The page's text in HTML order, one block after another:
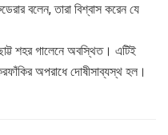
বলেন, তারা বিশ্বাস করেন যে
শহর গালেনে অবস্থিত। এটিই
করফাঁকির অপরাধে দোষীসাব্যস্থ হল।